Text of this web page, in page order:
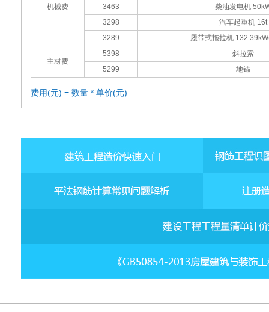
机械费
3463
柴油发电机
3298
汽车起重机 16t
3289
履带式拖拉机
主材费
5398
斜拉索
5299
地锚
费用(元) = 数量 * 单价(元)